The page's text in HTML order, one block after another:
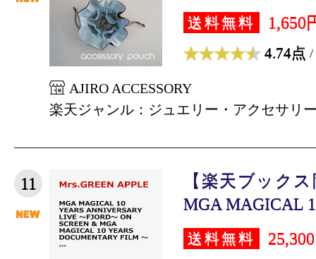
送料無料 1,650
4.74点 /
AJIRO ACCESSORY
楽天ジャンル：ジュエリー・アクセサリ
11
【楽天ブック
MGA MAGICAL
送料無料